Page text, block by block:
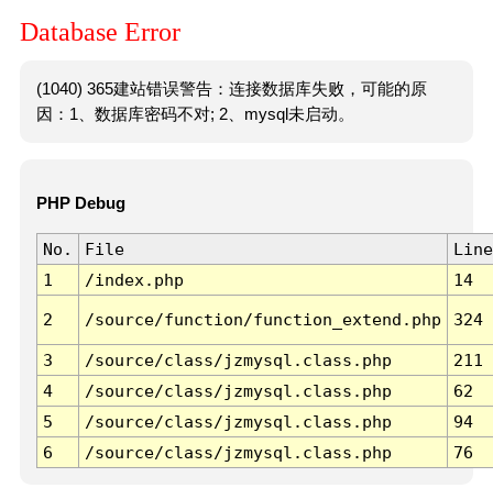
Database Error
(1040) 365建站错误警告：连接数据库失败，可能的原
因：1、数据库密码不对; 2、mysql未启动。
PHP Debug
No. File
Line
1
/index.php 14
2 /source/function/function_extend.php 324
3 /source/class/jzmysql.class.php
211
4
/source/class/jzmysql.class.php
62
5
/source/class/jzmysql.class.php
94
6
/source/class/jzmysql.class.php 76